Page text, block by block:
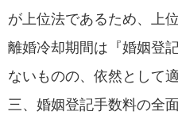
が上位法であるため、上
離婚冷却期間は『婚姻登
ないものの、依然として
三、婚姻登記手数料の全